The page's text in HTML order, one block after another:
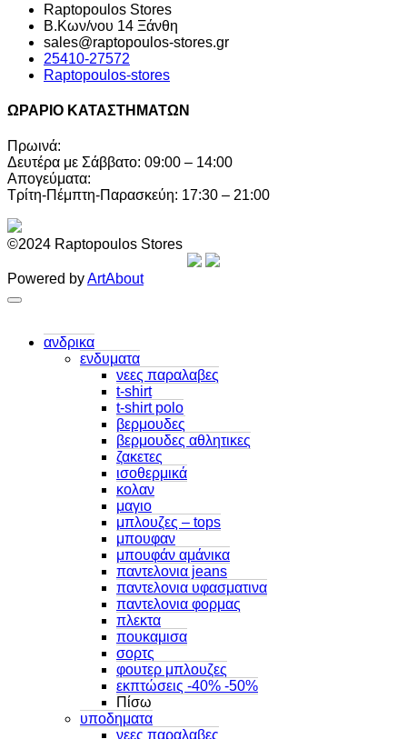
Raptopoulos Stores
Β.Κων/νου 14 Ξάνθη
sales@raptopoulos-stores.gr
25410-27572
Raptopoulos-stores
ΩΡΑΡΙΟ ΚΑΤΑΣΤΗΜΑΤΩΝ
Πρωινά:
Δευτέρα με Σάββατο: 09:00 – 14:00
Απογεύματα:
Τρίτη-Πέμπτη-Παρασκεύη: 17:30 – 21:00
©2024 Raptopoulos Stores
Powered byArtAbout
ανδρικα
ενδυματα
νεες παραλαβες
t-shirt
t-shirt polo
βερμουδες
βερμουδες αθλητικες
ζακετες
ισοθερμικά
κολαν
μαγιο
μπλουζες – tops
μπουφαν
μπουφάν αμάνικα
παντελονια jeans
παντελονια υφασματινα
παντελονια φορμας
πλεκτα
πουκαμισα
σορτς
φουτερ μπλουζες
εκπτώσεις -40% -50%
Πίσω
υποδηματα
νεες παραλαβες